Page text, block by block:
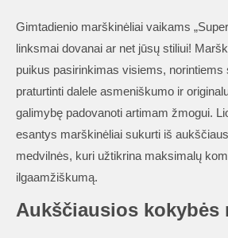
Gimtadienio marškinėliai vaikams
linksmai dovanai ar net jūsų stiliui!
puikus pasirinkimas visiems, norintiems
praturtinti dalele asmeniškumo ir
galimybę padovanoti artimam žmogui.
esantys marškinėliai sukurti iš
medvilnės, kuri užtikrina maksimalų
ilgaamžiškumą.
Aukščiausios kokybės